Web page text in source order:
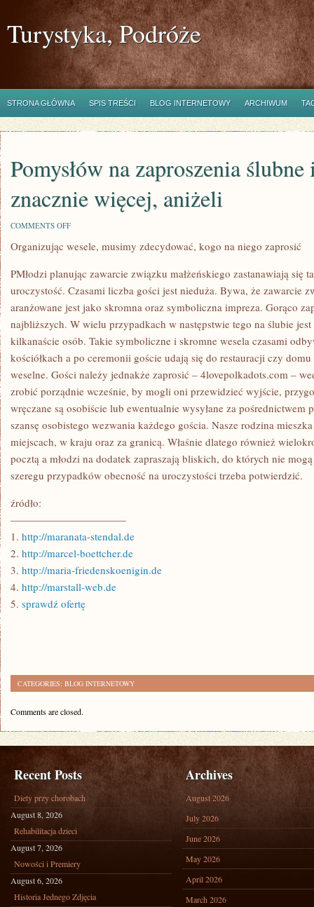
Turystyka, Podróże
STRONA GŁÓWNA SPIS TREŚCI BLOG INTERNETOWY ARCHIWUM
Pomysłów na zaproszenia
znacznie więcej, aniżeli
COMMENTS OFFON
NA
ISTNIEJE
ZNACZNIE
ANIŻELI
Organizując wesele, musimy zdecydować, kogo na niego zaprosić
PMłodzi planując zawarcie związku małżeńskiego zastanawiają się
uroczystość. Czasami liczba gości jest nieduża. Bywa, że zawarcie
aranżowane jest jako skromna oraz symboliczna impreza. Gorąco
najbliższych. W wielu przypadkach w następstwie tego na ślubie
kilkanaście osób. Takie symboliczne i skromne wesela czasami
kościółkach a po ceremonii goście udają się do restauracji czy
weselne. Gości należy jednakże zaprosić – 4lovepolkadots.com –
zrobić porządnie wcześnie, by mogli oni przewidzieć wyjście,
wręczane są osobiście lub ewentualnie wysyłane za pośrednictwem
szansę osobistego wezwania każdego gościa. Nasze rodzina
miejscach, w kraju oraz za granicą. Właśnie dlatego również
pocztą a młodzi na dodatek zapraszają bliskich, do których nie
szeregu przypadków obecność na uroczystości trzeba potwierdzić.
źródło:
———————————
1. http://maranata-stendal.de
2. http://marcel-boettcher.de
3. http://maria-friedenskoenigin.de
4. http://marstall-web.de
5. sprawdź ofertę
CATEGORIES: BLOG INTERNETOWY
Comments are closed.
Recent Posts
Diety przy chorobach
August 8, 2026
Rehabilitacja dzieci
August 7, 2026
Nowości i Premiery
August 6, 2026
Historia Jednego Zdjęcia
Archives
August 2026
July 2026
June 2026
May 2026
April 2026
March 2026